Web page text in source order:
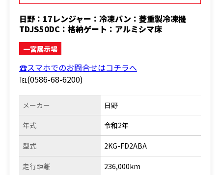
日野：17レンジャー：冷凍バン：菱重製冷凍機
TDJS50DC：格納ゲート：アルミシマ床
一宮展示場
☎スマホでのお問合せはコチラへ
℡(0586-68-6200)
メーカー
年式
型式
走行距離
日野
令和2年
2KG-FD2ABA
236,000km